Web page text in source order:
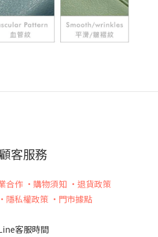
顧客服務
合作 •購物須知 •退貨政策
•隱私權政策 •門市據點
客服時間